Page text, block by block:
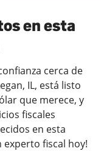
en esta
cerca de
IL, está listo
que merece, y
fiscales
en esta
experto fiscal hoy!